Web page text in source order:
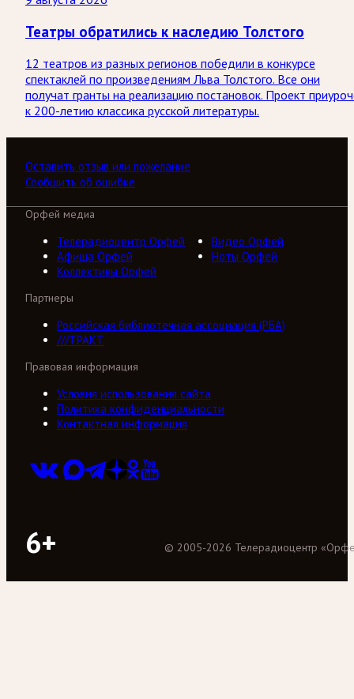
Театры обратились к наследию Толстого
12 театров из разных регионов победили в конкурсе
спектаклей по произведениям Льва Толстого. Все они
получат гранты на реализацию постановок. Проект
к 200-летию классика русской литературы.
Оставить отзыв или пожелание
Сообщить об ошибке
Орфей медиа
Телерадиоцентр Орфей
Видео Орфей
Афиша Орфей
Ноты Орфей
Коллективы Орфей
Партнеры
Российская библиотечная ассоциация (РБА)
///ТРАКТ
Правовая информация
Условия использования сайта
Политика конфиденциальности
Контактная информация
6+ © 2005-2026 Телерадиоцентр